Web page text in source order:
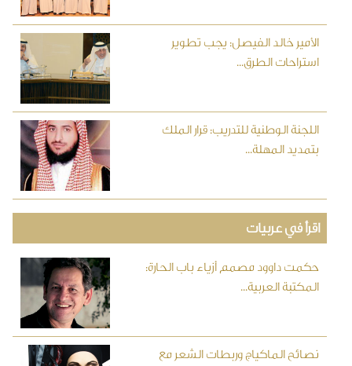
الأمير خالد الفيصل: يجب تطوير
استراحات الطرق...
اللجنة الوطنية للتدريب: قرار الملك
بتمديد المهلة...
اقرأ في عربيات
حكمت داوود مصمم أزياء باب الحارة:
المكتبة العربية...
نصائح الماكياج وربطات الشعر مع